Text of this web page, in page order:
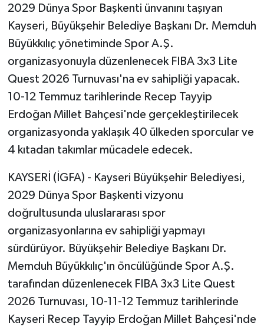
2029 Dünya Spor Başkenti ünvanını taşıyan
Kayseri, Büyükşehir Belediye Başkanı Dr. Memduh
Büyükkılıç yönetiminde Spor A.Ş.
organizasyonuyla düzenlenecek FIBA 3x3 Lite
Quest 2026 Turnuvası'na ev sahipliği yapacak.
10-12 Temmuz tarihlerinde Recep Tayyip
Erdoğan Millet Bahçesi'nde gerçekleştirilecek
organizasyonda yaklaşık 40 ülkeden sporcular ve
4 kıtadan takımlar mücadele edecek.
KAYSERİ (İGFA) - Kayseri Büyükşehir Belediyesi,
2029 Dünya Spor Başkenti vizyonu
doğrultusunda uluslararası spor
organizasyonlarına ev sahipliği yapmayı
sürdürüyor. Büyükşehir Belediye Başkanı Dr.
Memduh Büyükkılıç'ın öncülüğünde Spor A.Ş.
tarafından düzenlenecek FIBA 3x3 Lite Quest
2026 Turnuvası, 10-11-12 Temmuz tarihlerinde
Kayseri Recep Tayyip Erdoğan Millet Bahçesi'nde